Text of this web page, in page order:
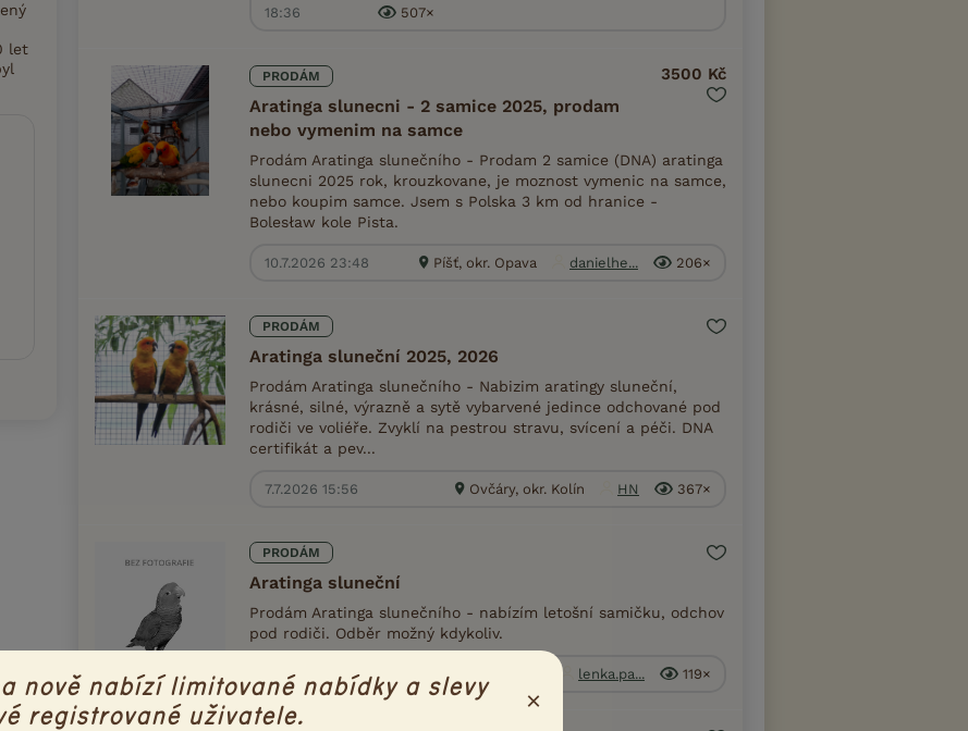
let
18:36
507×
PRODÁM
Aratinga slunecni - 2 samice 2025, prodam
nebo vymenim na samce
3500 Kč
Prodám Aratinga slunečního - Prodam 2 samice (DNA) aratinga
slunecni 2025 rok, krouzkovane, je moznost vymenic na samce,
nebo koupim samce. Jsem s Polska 3 km od hranice -
Bolesław kole Pista.
10.7.2026 23:48 Píšť, okr. Opava danielhe... 206×
PRODÁM
Aratinga sluneční 2025, 2026
Prodám Aratinga slunečního - Nabizim aratingy sluneční,
krásné, silné, výrazně a sytě vybarvené jedince odchované pod
rodiči ve voliéře. Zvyklí na pestrou stravu, svícení a péči. DNA
certifikát a pev...
7.7.2026 15:56 Ovčáry, okr. Kolín HN 367×
PRODÁM
Aratinga sluneční
Prodám Aratinga slunečního - nabízím letošní samičku, odchov
pod rodiči. Odběr možný kdykoliv.
28.6.2026 13:01 Bošovice, okr. Vyškov lenka.pa... 119×
nově nabízí limitované nabídky a slevy
registrované uživatele.
×